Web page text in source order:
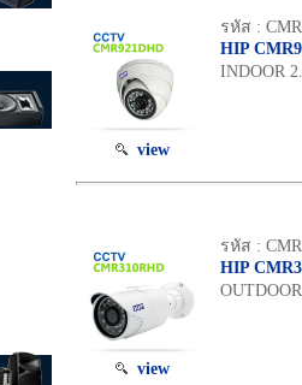
view
รหัส :
HIP
INDOOR
view
รหัส :
HIP